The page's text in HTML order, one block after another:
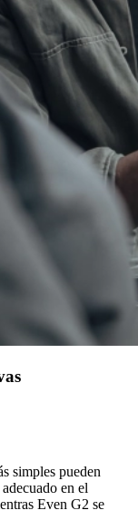
simples pueden
en el
Even G2 se